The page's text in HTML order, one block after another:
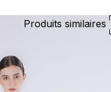
Produits similaires